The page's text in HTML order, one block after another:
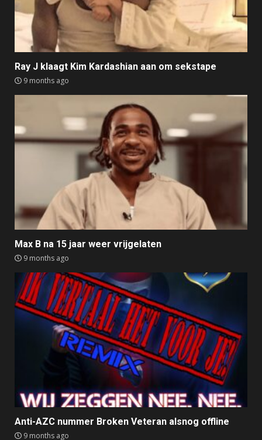
Ray J klaagt Kim Kardashian aan om sekstape
9 months ago
Max B na 15 jaar weer vrijgelaten
9 months ago
Anti-AZC nummer Broken Veteran alsnog offline
9 months ago